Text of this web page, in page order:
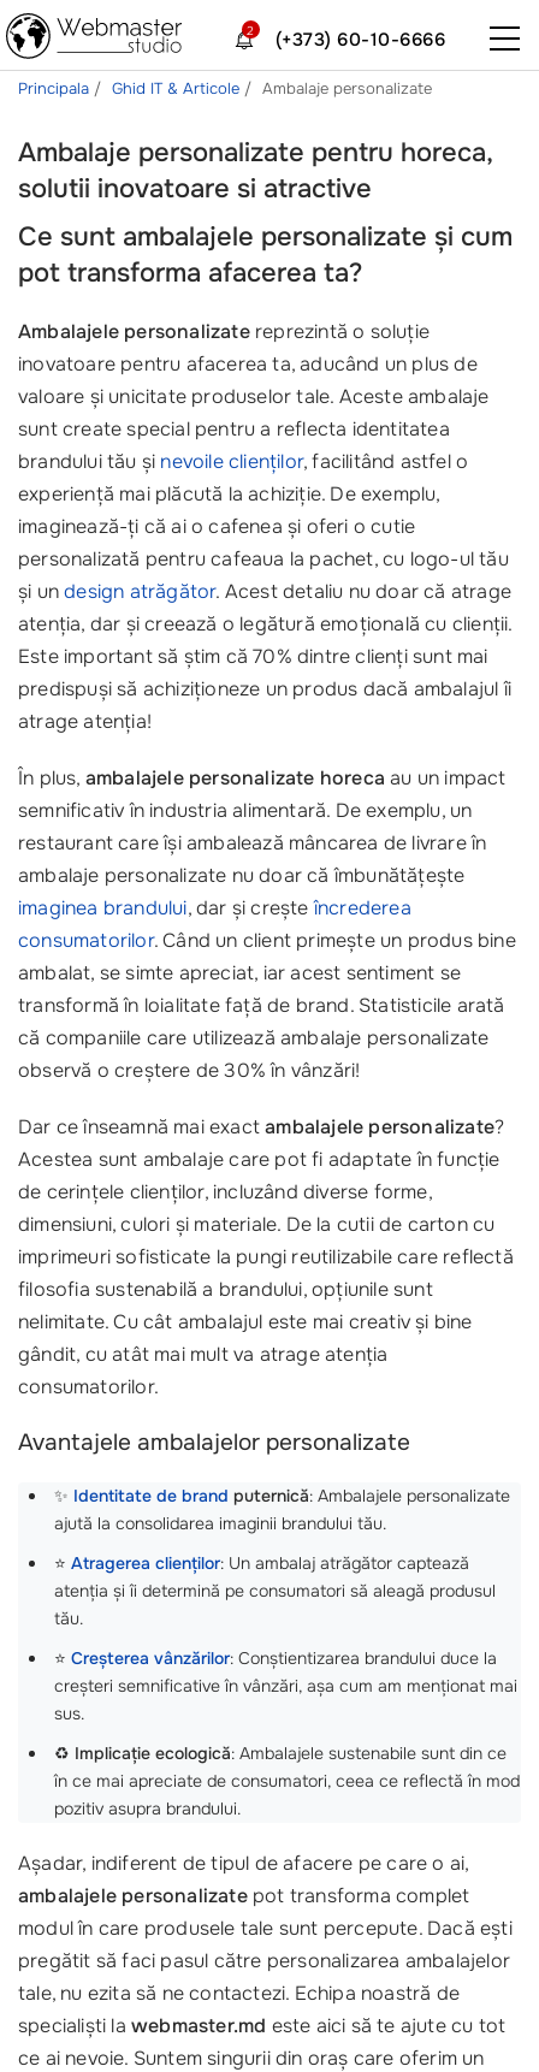
(+373) 60-10-6666
2
Principala Ghid IT & Articole Ambalaje personalizate
Ambalaje personalizate pentru horeca,
solutii inovatoare si atractive
Ce sunt ambalajele personalizate și cum
pot transforma afacerea ta?
Ambalajele personalizatereprezintă o soluție
inovatoare pentru afacerea ta, aducând un plus de
valoare și unicitate produselor tale. Aceste ambalaje
sunt create special pentru a reflecta identitatea
brandului tău și nevoile clienților, facilitând astfel o
experiență mai plăcută la achiziție. De exemplu,
imaginează-ți că ai o cafenea și oferi o cutie
personalizată pentru cafeaua la pachet, cu logo-ul tău
și undesign atrăgător. Acest detaliu nu doar că atrage
atenția, dar și creează o legătură emoțională cu clienții.
Este important să știm că 70% dintre clienți sunt mai
predispuși să achiziționeze un produs dacă ambalajul îi
atrage atenția!
În plus, ambalajele personalizate horeca au un impact
semnificativ în industria alimentară. De exemplu, un
restaurant care își ambalează mâncarea de livrare în
ambalaje personalizate nu doar că îmbunătățește
imaginea brandului, dar și creșteîncrederea
consumatorilor. Când un client primește un produs bine
ambalat, se simte apreciat, iar acest sentiment se
transformă în loialitate față de brand. Statisticile arată
că companiile care utilizează ambalaje personalizate
observă o creștere de 30% în vânzări!
Dar ce înseamnă mai exactambalajele personalizate?
Acestea sunt ambalaje care pot fi adaptate în funcție
de cerințele clienților, incluzând diverse forme,
dimensiuni, culori și materiale. De la cutii de carton cu
imprimeuri sofisticate la pungi reutilizabile care reflectă
filosofia sustenabilă a brandului, opțiunile sunt
nelimitate. Cu cât ambalajul este mai creativ și bine
gândit, cu atât mai mult va atrage atenția
consumatorilor.
Avantajele ambalajelor personalizate
✨ Identitate de brand puternică: Ambalajele personalizate
ajută la consolidarea imaginii brandului tău.
⭐ Atragerea clienților: Un ambalaj atrăgător captează
atenția și îi determină pe consumatori să aleagă produsul
tău.
⭐ Creșterea vânzărilor: Conștientizarea brandului duce la
creșteri semnificative în vânzări, așa cum am menționat mai
sus.
♻️ Implicație ecologică: Ambalajele sustenabile sunt din ce
în ce mai apreciate de consumatori, ceea ce reflectă în mod
pozitiv asupra brandului.
Așadar, indiferent de tipul de afacere pe care o ai,
ambalajele personalizatepot transforma complet
modul în care produsele tale sunt percepute. Dacă ești
pregătit să faci pasul către personalizarea ambalajelor
tale, nu ezita să ne contactezi. Echipa noastră de
specialiști la webmaster.md este aici să te ajute cu tot
ce ai nevoie. Suntem singurii din oraș care oferim un